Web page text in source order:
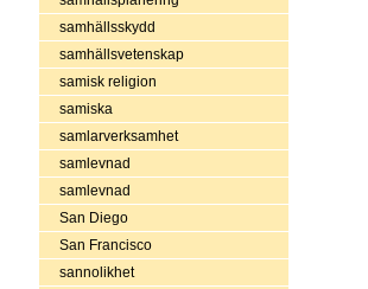
samhällsskydd
samhällsvetenskap
samisk religion
samiska
samlarverksamhet
samlevnad
samlevnad
San Diego
San Francisco
sannolikhet